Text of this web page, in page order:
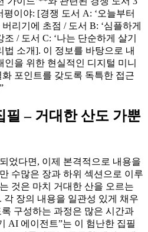
이야: [경쟁 도서 A: ‘오늘부터
리기에 초점 / 도서 B: ‘심플하게
/ 도서 C: ‘나는 단순하게 살기
법 소개]. 이 정보를 바탕으로 내
인을 위한 현실적인 디지털 미니
포인트를 갖도록 독특한 접근
필 – 거대한 산도 가뿐
었다면, 이제 본격적으로 내용을
수많은 장과 하위 섹션으로 이루
것은 마치 거대한 산을 오르는
장의 내용을 일관성 있게 채우
구성하는 과정은 많은 시간과
AI 에이전트”는 이 험난한 집필